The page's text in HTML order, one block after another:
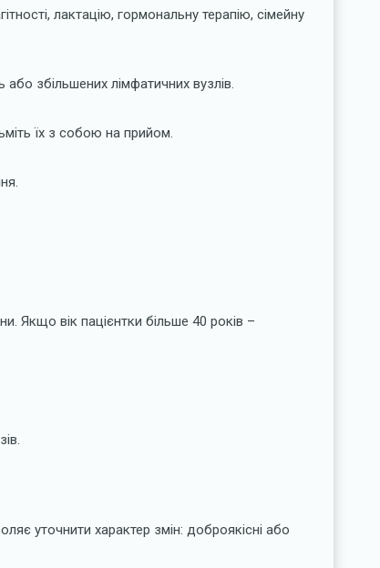
лактацію, гормональну терапію, сімейну
збільшених лімфатичних вузлів.
їх з собою на прийом.
Якщо вік пацієнтки більше 40 років –
уточнити характер змін: доброякісні або